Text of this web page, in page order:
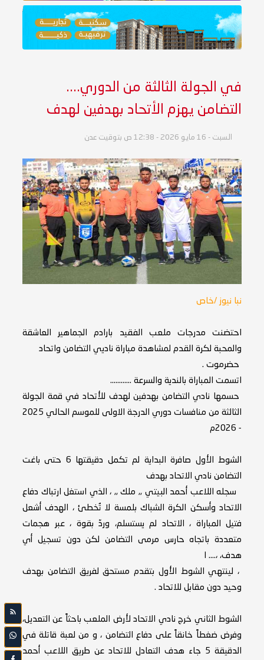
في الجولة الثالثة من الدوري....
التضامن يهزم الأتحاد بهدفين لهدف
السبت - 16 مايو 2026 - 12:38 ص بتوقيت عدن
نبا نيوز /خاص
احتضنت مدرجات ملعب الفقيد بارادم الجماهير العاشقة
والمحبة لكرة القدم لمشاهدة مباراة ناديي التضامن واتحاد
حضرموت .
اتسمت المباراة بالندية والسرعة ............
حسمها نادي التضامن بهدفين لهدف للأتحاد في قمة الجولة
الثالثة من منافسات دوري الدرجة الاولى للموسم الحالي 2025
- 2026م
الشوط الأول صافرة البداية لم تكمل دقيقتها 6 حتى باغت
التضامن نادي الاتحاد بهدف
سجله اللاعب أحمد البيتي ,, ملك ,, ، الذي استغل ارتباك دفاع
الاتحاد وأسكن الكرة الشباك بلمسة لا تُخطئ ، الهدف أشعل
فتيل المباراة ، الاتحاد لم يستسلم، وردّ بقوة ، عبر هجمات
متعددة باتجاه حارس مرمى التضامن لكن دون تسجيل أي
هدف، ،.... ا
، لينتهي الشوط الأول بتقدم مستحق لفريق التضامن بهدف
وحيد دون مقابل للاتحاد .
الشوط الثاني خرج نادي الاتحاد لأرض الملعب باحثاً عن التعديل،
وفرض ضغطاً خانقاً على دفاع التضامن ، و من لعبة قاتلة في
الدقيقة 5 جاء هدف التعادل للاتحاد عن طريق اللاعب أحمد